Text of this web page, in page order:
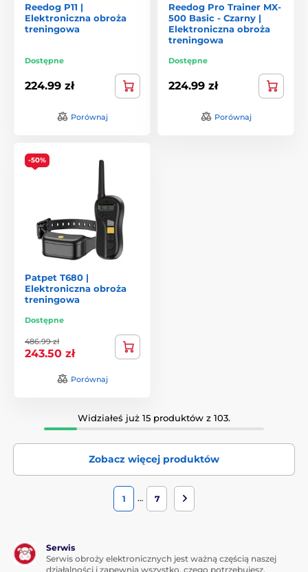
Reedog P11 |
Elektroniczna obroża
treningowa
Dostępne
224.99 zł
Porównaj
Reedog Pro Trainer MX-
500 Basic - Czarny |
Elektroniczna obroża
treningowa
Dostępne
224.99 zł
Porównaj
-50%
Patpet T680 |
Elektroniczna obroża
treningowa
Dostępne
486.99 zł
243.50 zł
Porównaj
Widziałeś już 15 produktów z 103.
Zobacz więcej produktów
1 … 7
Serwis
Serwis obroży elektronicznych jest ważną częścią naszej
działalności i zapewnia wszystko, czego potrzebujesz.